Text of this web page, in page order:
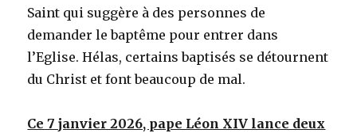
Saint qui suggère à des personnes de
demander le baptême pour entrer dans
l’Eglise. Hélas, certains baptisés se détournent
du Christ et font beaucoup de mal.
Ce 7 janvier 2026, pape Léon XIV lance deux